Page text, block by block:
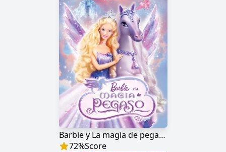
Barbie y La magia de pegaso
72%Score